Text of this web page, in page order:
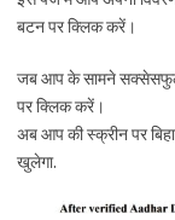
बटन पर क्लिक करें।
जब आप के सामने
पर क्लिक करें।
अब आप की स्क्रीन पर
खुलेगा.